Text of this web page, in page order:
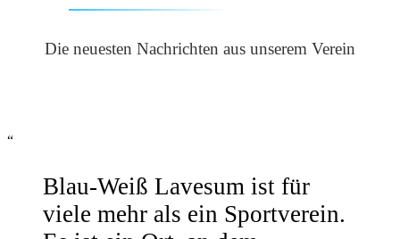
Die neuesten Nachrichten aus unserem Verein
“
Blau-Weiß Lavesum ist für
viele mehr als ein Sportverein.